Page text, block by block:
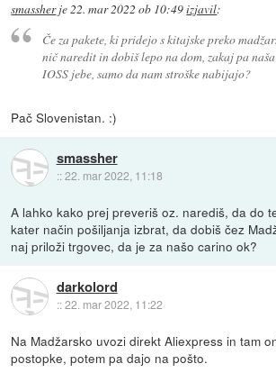
smassherje22. mar 2022 ob 10:49izjavil:
Če za pakete, ki pridejo s kitajske preko
nič naredit in dobiš lepo na dom, zakaj pa
IOSS jebe, samo da nam stroške nabijajo?
Pač Slovenistan. :)
smassher
::22. mar 2022, 11:18
A lahko kako prej preveriš oz. narediš, da do
kater način pošiljanja izbrat, da dobiš čez
naj priloži trgovec, da je za našo carino ok?
darkolord
::22. mar 2022, 11:22
Na Madžarsko uvozi direkt Aliexpress in tam
postopke, potem pa dajo na pošto.